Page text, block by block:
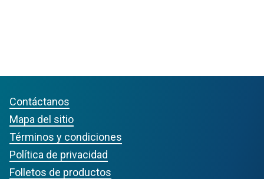
Contáctanos
Mapa del sitio
Términos y condiciones
Política de privacidad
Folletos de productos